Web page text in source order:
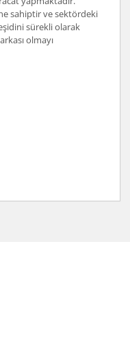
sahiptir ve sektördeki
sürekli olarak
olmayı